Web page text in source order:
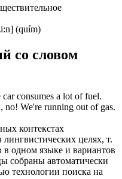
(quím)
со словом
car consumes a lot of fuel.
no! We're running out of gas.
контекстах
целях, т.
в одном языке и вариантов
собраны автоматически
технологии поиска на